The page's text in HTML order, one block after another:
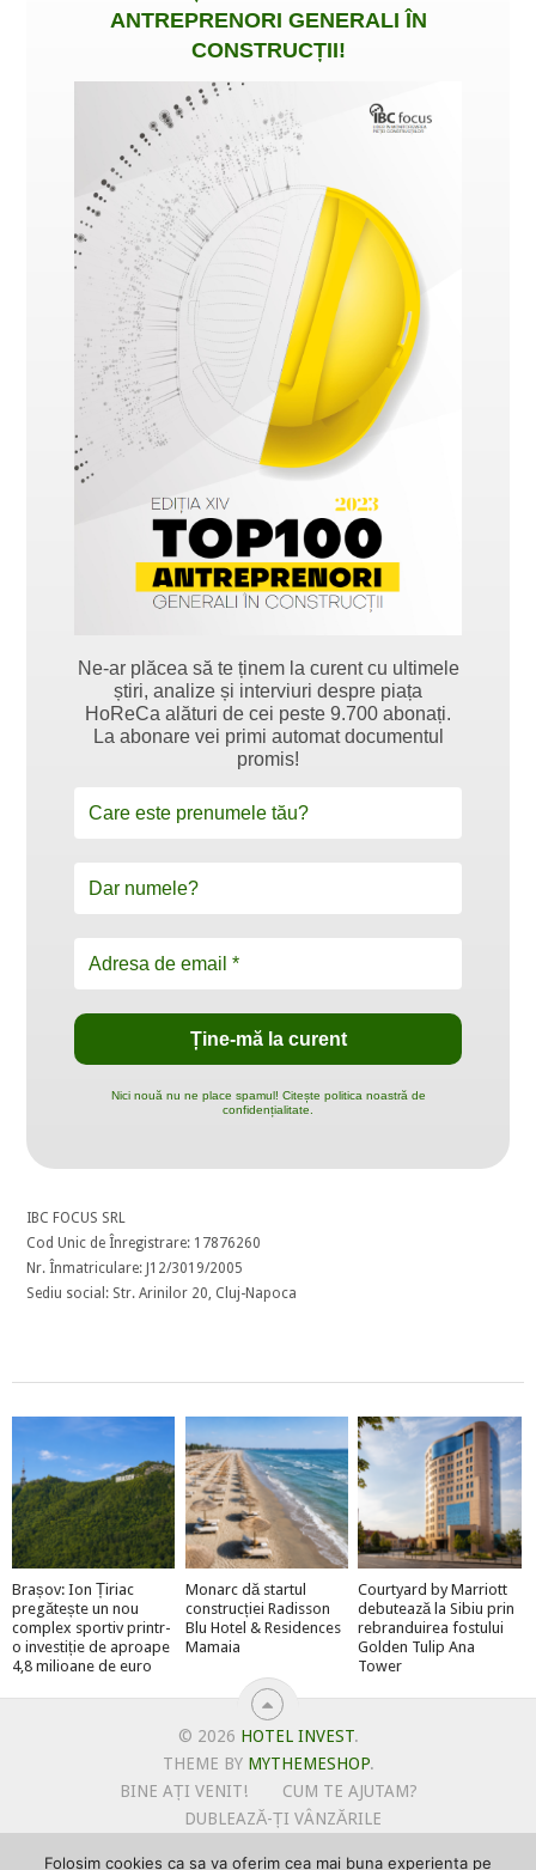
ANTREPRENORI GENERALI ÎN
CONSTRUCȚII!
Ne-ar plăcea să te ținem la curent cu ultimele
știri, analize și interviuri despre piața
HoReCa alături de cei peste 9.700 abonați.
La abonare vei primi automat documentul
promis!
Nici nouă nu ne place spamul! Citește politica noastră de
confidențialitate.
IBC FOCUS SRL
Cod Unic de Înregistrare: 17876260
Nr. Înmatriculare: J12/3019/2005
Sediu social: Str. Arinilor 20, Cluj-Napoca
Brașov: Ion Țiriac
pregătește un nou
complex sportiv printr-
o investiție de aproape
4,8 milioane de euro
Monarc dă startul
construcției Radisson
Blu Hotel & Residences
Mamaia
Courtyard by Marriott
debutează la Sibiu prin
rebranduirea fostului
Golden Tulip Ana
Tower
© 2026 HOTEL INVEST.
THEME BY MYTHEMESHOP.
BINE AȚI VENIT!
CUM TE AJUTAM?
DUBLEAZĂ-ȚI VÂNZĂRILE
Folosim cookies ca sa va oferim cea mai buna experienta pe